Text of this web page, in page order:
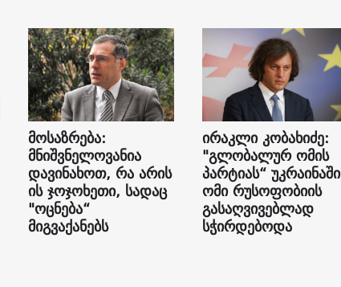
მოსაზრება:
მნიშვნელოვანია
დავინახოთ, რა არის
ის ჯოჯოხეთი, სადაც
"ოცნება“
მიგვაქანებს
ირაკლი კობახიძე:
"გლობალურ ომის
პარტიას“ უკრაინაში
ომი რუსოფობიის
გასაღვივებლად
სჭირდებოდა